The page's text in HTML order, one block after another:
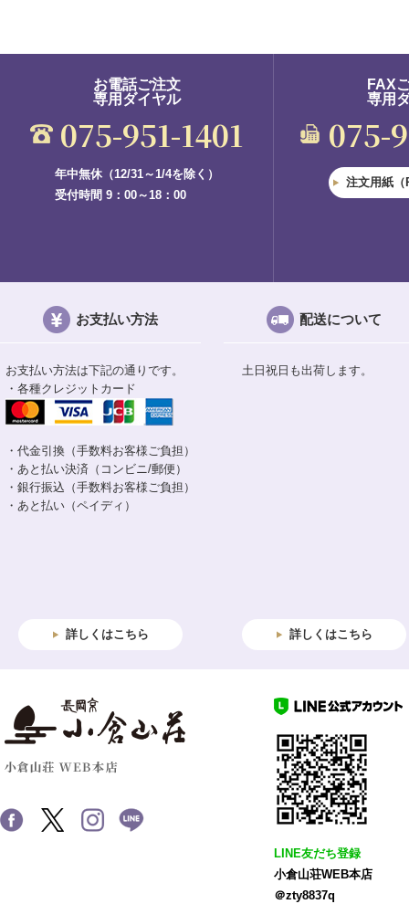
お電話ご注文
専用ダイヤル
075-951-1401
年中無休（12/31～1/4を除く）
受付時間 9：00～18：00
FAX
専用
075-
注文用紙（
お支払い方法
お支払い方法は下記の通りです。
・各種クレジットカード
・代金引換（手数料お客様ご負担）
・あと払い決済（コンビニ/郵便）
・銀行振込（手数料お客様ご負担）
・あと払い（ペイディ）
詳しくはこちら
配送について
土日祝日も出荷します。
詳しくはこちら
LINE友だち登録
小倉山荘WEB本店
＠zty8837q